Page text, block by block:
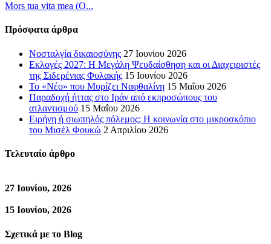
Mors tua vita mea (Ο...
Πρόσφατα άρθρα
Νοσταλγία δικαιοσύνης 27 Ιουνίου 2026
Εκλογές 2027: Η Μεγάλη Ψευδαίσθηση και οι Διαχειριστές
της Σιδερένιας Φυλακής 15 Ιουνίου 2026
Το «Νέο» που Μυρίζει Ναφθαλίνη 15 Μαΐου 2026
Παραδοχή ήττας στο Ιράν από εκπροσώπους του
ατλαντισμού 15 Μαΐου 2026
Ειρήνη ή σιωπηλός πόλεμος; Η κοινωνία στο μικροσκόπιο
του Μισέλ Φουκώ 2 Απριλίου 2026
Τελευταίο άρθρο
27 Ιουνίου, 2026
15 Ιουνίου, 2026
Σχετικά με το Blog